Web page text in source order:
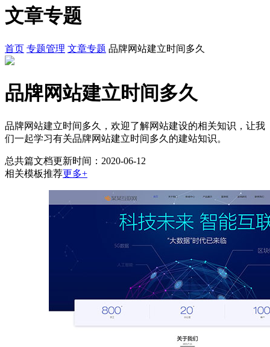
文章专题
首页 专题管理 文章专题 品牌网站建立时间多久
品牌网站建立时间多久
品牌网站建立时间多久，欢迎了解网站建设的相关知识，让我
们一起学习有关品牌网站建立时间多久的建站知识。
总共篇文档更新时间：2020-06-12
相关模板推荐更多+